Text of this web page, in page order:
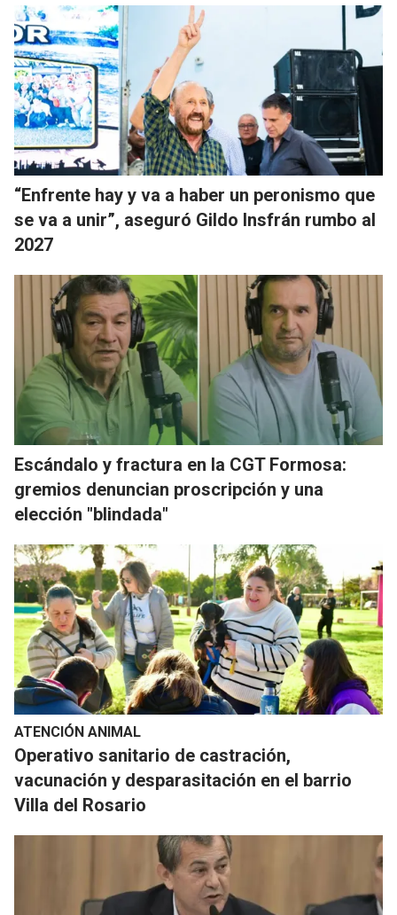
“Enfrente hay y va a haber un peronismo que
se va a unir”, aseguró Gildo Insfrán rumbo al
2027
Escándalo y fractura en la CGT Formosa:
gremios denuncian proscripción y una
elección "blindada"
ATENCIÓN ANIMAL
Operativo sanitario de castración,
vacunación y desparasitación en el barrio
Villa del Rosario